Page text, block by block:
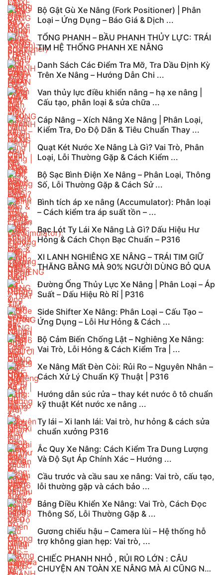
Bộ Gật Gù Xe Nâng (Fork Positioner) | Phân
Loại – Ứng Dụng – Báo Giá & Dịch ...
TỔNG PHANH – BẦU PHANH THỦY LỰC: TRÁI
TIM HỆ THỐNG PHANH XE NÂNG
Danh Sách Các Điểm Tra Mỡ, Tra Dầu Định Kỳ
Trên Xe Nâng – Hướng Dẫn Chi ...
Van thủy lực điều khiển nâng – hạ xe nâng |
Cấu tạo, phân loại & sửa chữa ...
Cáp Nâng – Xích Nâng Xe Nâng | Phân Loại,
Kiểm Tra, Đo Độ Dãn & Tiêu Chuẩn Thay ...
Quạt Két Nước Xe Nâng Là Gì? Vai Trò, Phân
Loại, Lỗi Thường Gặp & Cách Kiểm ...
Bộ Sạc Bình Điện Xe Nâng – Phân Loại, Thông
Số, Lỗi Thường Gặp & Cách Sử ...
Bình tích áp xe nâng (Accumulator): Phân loại
– Cách kiểm tra áp suất tồn – ...
Bạc Lót Ty Lái Xe Nâng Là Gì? Dấu Hiệu Hư
Hỏng & Cách Chọn Bạc Chuẩn – P316
XI LANH NGHIÊNG XE NÂNG – TRÁI TIM GIỮ
THĂNG BẰNG MÀ 90% NGƯỜI DÙNG BỎ QUA
Đường Ống Thủy Lực Xe Nâng | Phân Loại – Áp
Suất – Dấu Hiệu Rò Rỉ | P316
Side Shifter Xe Nâng: Phân Loại – Cấu Tạo –
Ứng Dụng – Lỗi Hư Hỏng & Cách ...
Bộ Cảm Biến Chống Lật – Nghiêng Xe Nâng:
Vai Trò, Lỗi Hỏng & Cách Kiểm Tra | ...
Xe Nâng Mất Đèn Còi: Rủi Ro – Nguyên Nhân –
Cách Xử Lý Chuẩn Kỹ Thuật | P316
Hướng dẫn súc rửa – thay két nước ô tô chuẩn
kỹ thuật Két nước xe nâng ...
Ty lái – Xi lanh lái: Vai trò, hư hỏng & cách sửa
chuẩn xưởng P316
Ắc Quy Xe Nâng: Cách Kiểm Tra Dung Lượng
Và Độ Sụt Áp Chính Xác – Hướng ...
Cầu trước và cầu sau xe nâng: Vai trò, cấu tạo,
lỗi thường gặp và cách bảo ...
Bảng Điều Khiển Xe Nâng: Vai Trò, Cách Đọc
Thông Số, Lỗi Thường Gặp & ...
Gương chiếu hậu – Camera lùi – Hệ thống hỗ
trợ không gian hẹp: Vai trò, ...
CHIẾC PHANH NHỎ , RỦI RO LỚN : CÂU
CHUYỆN AN TOÀN XE NÂNG MÀ AI CŨNG NÊN